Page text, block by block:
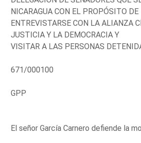
NICARAGUA CON EL PROPÓSITO DE
ENTREVISTARSE CON LA ALIANZA
JUSTICIA Y LA DEMOCRACIA Y
VISITAR A LAS PERSONAS
671/000100
GPP
El señor García Carnero defiende la